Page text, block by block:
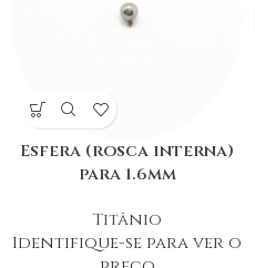
Esfera (rosca interna)
para 1.6mm
Titânio
Identifique-se para ver o